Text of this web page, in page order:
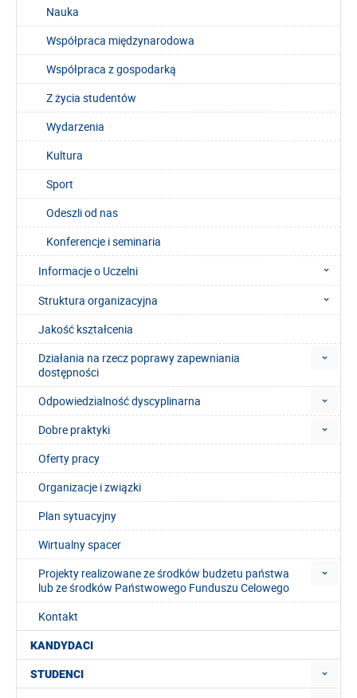
Nauka
Współpraca międzynarodowa
Współpraca z gospodarką
Z życia studentów
Wydarzenia
Kultura
Sport
Odeszli od nas
Konferencje i seminaria
Informacje o Uczelni
Struktura organizacyjna
Jakość kształcenia
Działania na rzecz poprawy zapewniania
dostępności
Odpowiedzialność dyscyplinarna
Dobre praktyki
Oferty pracy
Organizacje i związki
Plan sytuacyjny
Wirtualny spacer
Projekty realizowane ze środków budżetu państwa
lub ze środków Państwowego Funduszu Celowego
Kontakt
KANDYDACI
STUDENCI